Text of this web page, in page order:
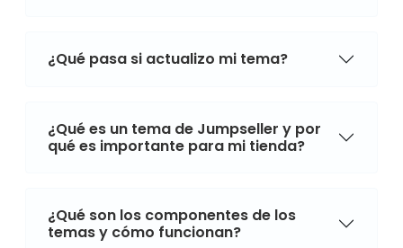
¿Qué pasa si actualizo mi tema?
¿Qué es un tema de Jumpseller y por
qué es importante para mi tienda?
¿Qué son los componentes de los
temas y cómo funcionan?